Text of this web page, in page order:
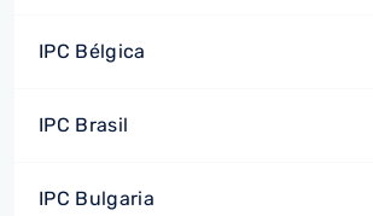
IPC Bélgica
IPC Brasil
IPC Bulgaria